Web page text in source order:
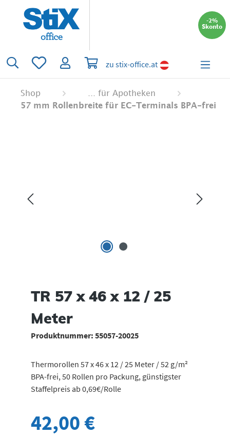
springen
-2%
Skonto
Du hast 0 Produkte auf dem Merkzettel
Warenkorb enthält 0 Positionen. Der
zu stix-office.at
Shop
... für Apotheken
57 mm Rollenbreite für EC-Terminals BPA-frei
TR 57 x 46 x 12 / 25
Meter
Produktnummer:55057-20025
Thermorollen 57 x 46 x 12 / 25 Meter / 52 g/m²
BPA-frei, 50 Rollen pro Packung, günstigster
Staffelpreis ab 0,69€/Rolle
42,00 €